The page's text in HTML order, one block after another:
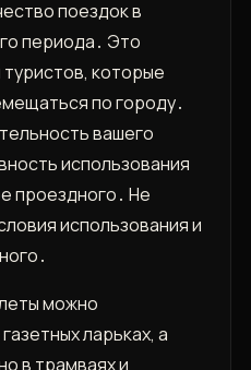
поездок в
периода․ Это
которые
по городу․
вашего
использования
проездного․ Не
использования и
можно
ларьках‚ а
в трамваях и